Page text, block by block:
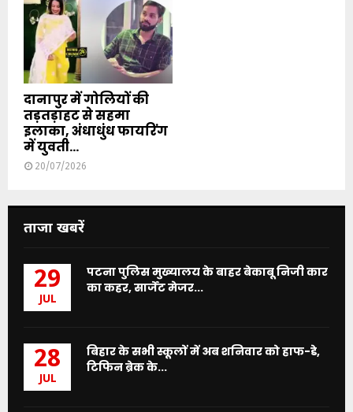
दानापुर में गोलियों की
तड़तड़ाहट से सहमा
इलाका, अंधाधुंध फायरिंग
में युवती...
20/07/2026
ताजा खबरें
29
JUL
पटना पुलिस मुख्यालय के बाहर बेकाबू निजी कार
का कहर, सार्जेंट मेजर...
28
JUL
बिहार के सभी स्कूलों में अब शनिवार को हाफ-डे,
टिफिन ब्रेक के...